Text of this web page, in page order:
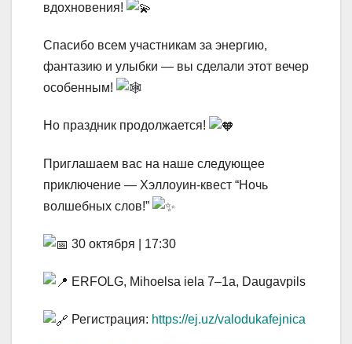
вдохновения!
Спасибо всем участникам за энергию,
фантазию и улыбки — вы сделали этот вечер
особенным!
Но праздник продолжается!
Приглашаем вас на наше следующее
приключение — Хэллоуин-квест “Ночь
волшебных слов!”
30 октября | 17:30
ERFOLG, Mihoelsa iela 7–1a, Daugavpils
Регистрация: https://ej.uz/valodukafejnica